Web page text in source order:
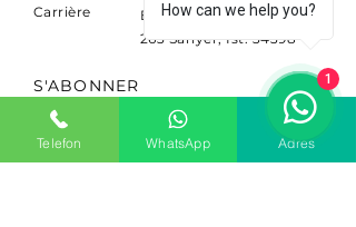
Carrière
Buyukdere Cad. Non.
263 Sariyer, Ist. 34398
S'ABONNER
Inscrivez-vous pour recevoir
des nouvelles et des mises à
Telefon WhatsApp Adres
How can we help you?
1